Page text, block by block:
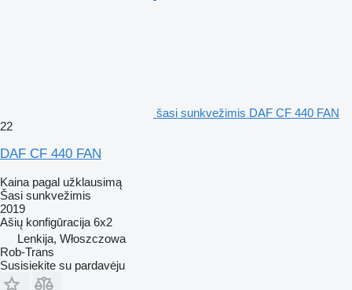
šasi sunkvežimis DAF CF 440 FAN
22
DAF CF 440 FAN
Kaina pagal užklausimą
Šasi sunkvežimis
2019
Ašių konfigūracija 6x2
Lenkija, Włoszczowa
Rob-Trans
Susisiekite su pardavėju